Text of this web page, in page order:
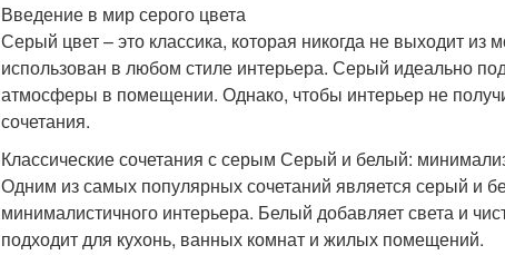
Введение в мир серого цвета
Серый цвет – это классика, которая никогда не выходит
использован в любом стиле интерьера. Серый идеально
атмосферы в помещении. Однако, чтобы интерьер не
сочетания.
Классические сочетания с серым Серый и белый:
Одним из самых популярных сочетаний является серый и
минималистичного интерьера. Белый добавляет света и
подходит для кухонь, ванных комнат и жилых помещений.